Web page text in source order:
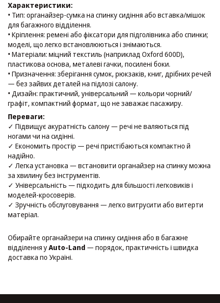
Характеристики:
• Тип: органайзер-сумка на спинку сидіння або вставка/мішок
для багажного відділення.
• Кріплення: ремені або фіксатори для підголівника або спинки;
моделі, що легко встановлюються і знімаються.
• Матеріали: міцний текстиль (наприклад Oxford 600D),
пластикова основа, металеві гачки, посилені боки.
• Призначення: зберігання сумок, рюкзаків, книг, дрібних речей
— без зайвих деталей на підлозі салону.
• Дизайн: практичний, універсальний — кольори чорний/
графіт, компактний формат, що не заважає пасажиру.
Переваги:
✓ Підвищує акуратність салону — речі не валяються під
ногами чи на сидінні.
✓ Економить простір — речі пристібаються компактно й
надійно.
✓ Легка установка — встановити органайзер на спинку можна
за хвилину без інструментів.
✓ Універсальність — підходить для більшості легковиків і
моделей-кросоверів.
✓ Зручність обслуговування — легко витрусити або витерти
матеріал.
Обирайте органайзери на спинку сидіння або в багажне
відділення уAuto-Land — порядок, практичність і швидка
доставка по Україні.